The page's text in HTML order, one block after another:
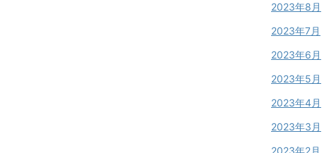
2023年8月
2023年7月
2023年6月
2023年5月
2023年4月
2023年3月
2023年2月